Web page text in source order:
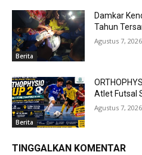
Berita
Damkar
Tahun
Agustus 7, 2026
Berita
Atlet Futsal
Agustus 7, 2026
TINGGALKAN KOMENTAR